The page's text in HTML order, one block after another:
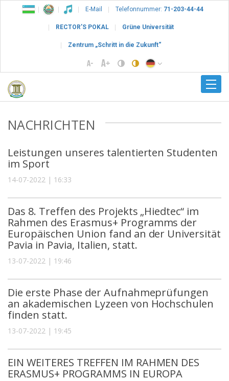
E-Mail Telefonnummer: 71-203-44-44
RECTOR’S POKAL Grüne Universität
Zentrum „Schritt in die Zukunft“
NACHRICHTEN
Leistungen unseres talentierten Studenten
im Sport
14-07-2022 | 16:33
Das 8. Treffen des Projekts „Hiedtec“ im
Rahmen des Erasmus+ Programms der
Europäischen Union fand an der Universität
Pavia in Pavia, Italien, statt.
13-07-2022 | 19:46
Die erste Phase der Aufnahmeprüfungen
an akademischen Lyzeen von Hochschulen
finden statt.
13-07-2022 | 19:45
EIN WEITERES TREFFEN IM RAHMEN DES
ERASMUS+ PROGRAMMS IN EUROPA